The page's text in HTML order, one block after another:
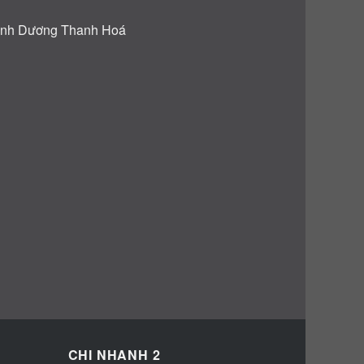
CHI NHANH 2